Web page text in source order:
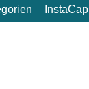
InstaCap